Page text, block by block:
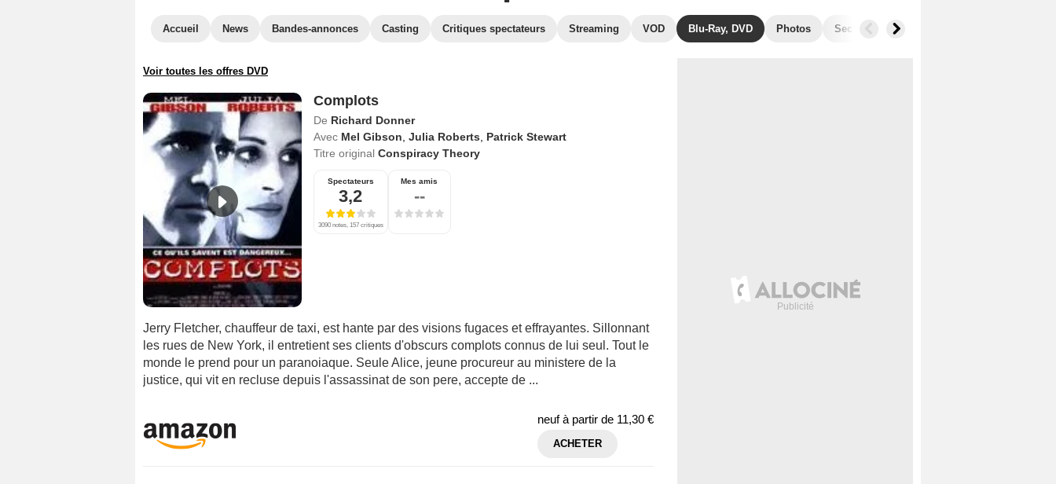
Accueil News Bandes-annonces Casting Critiques spectateurs Streaming VOD Blu-Ray, DVD Photos Secrets de tournage
Voir toutes les offres DVD
Complots
De Richard Donner
Avec Mel Gibson Julia Roberts
Patrick Stewart
Titre original Conspiracy Theory
Spectateurs
3,2
3090 notes, 157 critiques
Mes amis
--
Jerry Fletcher, chauffeur de taxi, est hante par des visions fugaces et effrayantes. Sillonnant
les rues de New York, il entretient ses clients d'obscurs complots connus de lui seul. Tout le
monde le prend pour un paranoiaque. Seule Alice, jeune procureur au ministere de la
justice, qui vit en recluse depuis l'assassinat de son pere, accepte de ...
neuf à partir de 11,30 €
ACHETER